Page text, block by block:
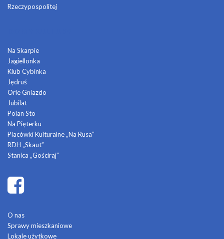
Rzeczypospolitej
Na Skarpie
Jagiellonka
Klub Cybinka
Jędruś
Orle Gniazdo
Jubilat
Polan Sto
Na Pięterku
Placówki Kulturalne „Na Rusa”
RDH „Skaut”
Stanica „Gościraj”
O nas
Sprawy mieszkaniowe
Lokale użytkowe